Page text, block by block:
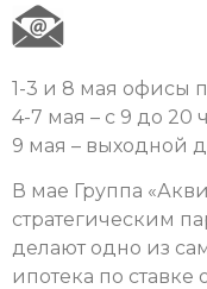
1-3 и 8 мая офисы
4-7 мая – с 9 до 20
9 мая – выходной
В мае Группа
стратегическим
делают одно из
ипотека по ставке